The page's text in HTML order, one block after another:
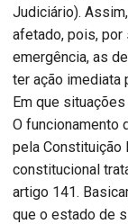
Judiciário).
afetado, pois, por
emergência, as
ter ação imediata
Em que
O funcionamento
pela Constituição
constitucional
artigo 141.
que o estado de